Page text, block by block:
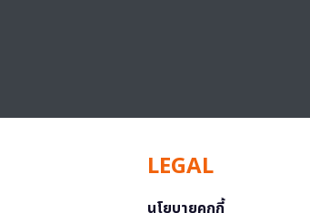
LEGAL
นโยบายคุกกี้